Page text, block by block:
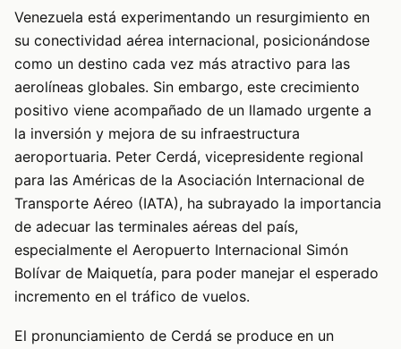
Venezuela está experimentando un resurgimiento en
su conectividad aérea internacional, posicionándose
como un destino cada vez más atractivo para las
aerolíneas globales. Sin embargo, este crecimiento
positivo viene acompañado de un llamado urgente a
la inversión y mejora de su infraestructura
aeroportuaria. Peter Cerdá, vicepresidente regional
para las Américas de la Asociación Internacional de
Transporte Aéreo (IATA), ha subrayado la importancia
de adecuar las terminales aéreas del país,
especialmente el Aeropuerto Internacional Simón
Bolívar de Maiquetía, para poder manejar el esperado
incremento en el tráfico de vuelos.
El pronunciamiento de Cerdá se produce en un